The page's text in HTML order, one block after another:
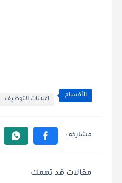
الأقسام
اعلانات التوظيف
مقالات قد تهمك